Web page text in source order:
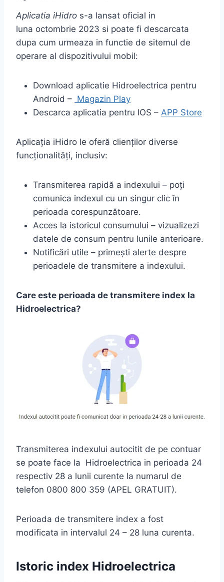
Aplicatia iHidro s-a lansat oficial in
luna octombrie 2023 si poate fi descarcata
dupa cum urmeaza in functie de sitemul de
operare al dispozitivului mobil:
Download aplicatie Hidroelectrica pentru
Android – Magazin Play
Descarca aplicatia pentru IOS – APP Store
Aplicația iHidro le oferă clienților diverse
funcționalități, inclusiv:
Transmiterea rapidă a indexului – poți
comunica indexul cu un singur clic în
perioada corespunzătoare.
Acces la istoricul consumului – vizualizezi
datele de consum pentru lunile anterioare.
Notificări utile – primești alerte despre
perioadele de transmitere a indexului.
Care este perioada de transmitere index la
Hidroelectrica?
Transmiterea indexului autocitit de pe contuar
se poate face la Hidroelectrica in perioada 24
respectiv 28 a lunii curente la numarul de
telefon 0800 800 359 (APEL GRATUIT).
Perioada de transmitere index a fost
modificata in intervalul 24 – 28 luna curenta.
Istoric index Hidroelectrica